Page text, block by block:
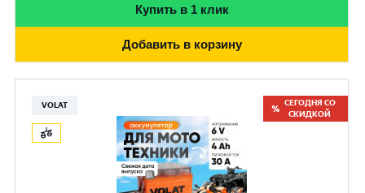
Купить в 1 клик
Добавить в корзину
VOLAT
СЕГОДНЯ СО
СКИДКОЙ